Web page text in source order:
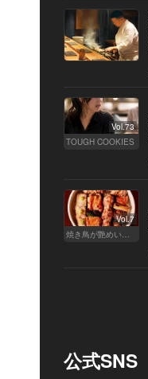
Vol.73
TOUGH COOKIES
Vol.7
焼き鳥が艶めいてきた
公式SNS